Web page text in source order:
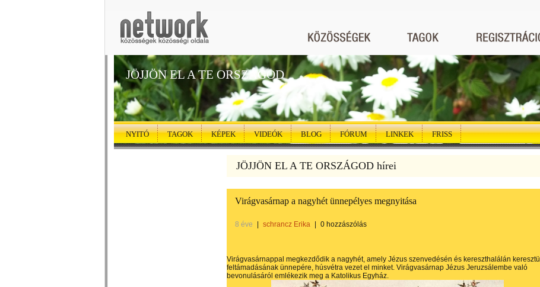
JÖJJÖN EL A TE ORSZÁGOD
NYITÓ TAGOK KÉPEK VIDEÓK BLOG FÓRUM LINKEK FRISS
JÖJJÖN EL A TE ORSZÁGOD hírei
Virágvasárnap a nagyhét ünnepélyes megnyitása
8 éve schrancz Erika 0 hozzászólás
Virágvasárnappal megkezdődik a nagyhét, amely Jézus szenvedésén és kereszthalálán keresztül
feltámadásának ünnepére, húsvétra vezet el minket. Virágvasárnap Jézus Jeruzsálembe való
bevonulásáról emlékezik meg a Katolikus Egyház.